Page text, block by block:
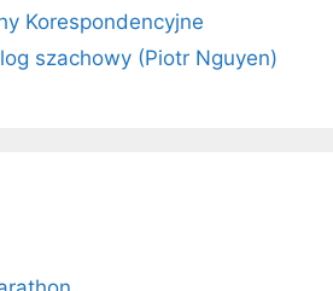
Korespondencyjne
szachowy (Piotr Nguyen)